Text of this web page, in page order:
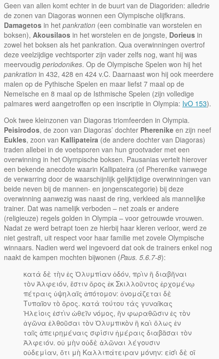
Geen van allen komt echter in de buurt van de Diagoriden: alledrie
de zonen van Diagoras wonnen een Olympische olijfkrans.
Damagetos in het pankration (een combinatie van worstelen en
boksen), Akousilaos in het worstelen en de jongste, Dorieus in
zowel het boksen als het pankration. Qua overwinningen overtrof
deze veelzijdige vechtsporter zijn vader zelfs nog, want hij was
meervoudig periodonikes. Op de Olympische Spelen won hij het
pankration in 432, 428 en 424 v.C. Daarnaast won hij ook meerdere
malen op de Pythische Spelen en maar liefst 7 maal op de
Nemeïsche en 8 maal op de Isthmische Spelen (zijn volledige
palmares werd aangetroffen op een inscriptie in Olympia: IvO 153).
Ook twee kleinzonen van Diagoras triomfeerden in Olympia.
Peisirodos, de zoon van Diagoras’ dochter Pherenike en zijn neef
Eukles, zoon van Kallipateira (de andere dochter van Diagoras)
traden allebei in de voetsporen van hun grootvader met een
overwinning in het Olympische boksen. Pausanias vertelt hierover
een bekende anecdote waarin Kallipateira (of Pherenike vanwege
de verwarring door de waarschijnlijk gelijktijdige overwinningen van
beide neven bij de mannen- en jongenscategorie) bij deze
overwinning aanwezig was naast de ring, verkleed als mannelijke
trainer. Dat was namelijk verboden – net zoals er andere
(religieuze) regels golden in Olympia – voor getrouwde vrouwen.
Nadat ze werd betrapt toen ze hierbij haar kleren verloor, werd ze
niet gestraft, uit respect voor haar familie met zovele Olympische
winnaars. Nadien werd wel ingevoerd dat ook de trainers enkel nog
naakt de kampen mochten bijwonen (Paus. 5.6.7-8):
κατὰ δὲ τὴν ἐς Ὀλυμπίαν ὁδόν, πρὶν ἢ διαβῆναι
τὸν Ἀλφειόν, ἔστιν ὄρος ἐκ Σκιλλοῦντος ἐρχομένῳ
πέτραις ὑψηλαῖς ἀπότομον: ὀνομάζεται δὲ
Τυπαῖον τὸ ὄρος. κατὰ τούτου τὰς γυναῖκας
Ἠλείοις ἐστὶν ὠθεῖν νόμος, ἢν φωραθῶσιν ἐς τὸν
ἀγῶνα ἐλθοῦσαι τὸν Ὀλυμπικὸν ἢ καὶ ὅλως ἐν
ταῖς ἀπειρημέναις σφίσιν ἡμέραις διαβᾶσαι τὸν
Ἀλφειόν. οὐ μὴν οὐδὲ ἁλῶναι λέγουσιν
οὐδεμίαν, ὅτι μὴ Καλλιπάτειραν μόνην: εἰσὶ δὲ οἳ